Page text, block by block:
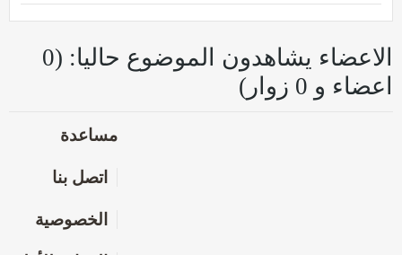
الاعضاء يشاهدون الموضوع حاليا: (0
اعضاء و 0 زوار)
مساعدة
اتصل بنا
الخصوصية